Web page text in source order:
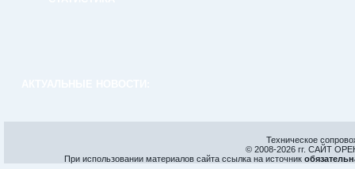
Техническое
© 2008-2026 гг. САЙТ
При использовании материалов сайта ссылка на источник